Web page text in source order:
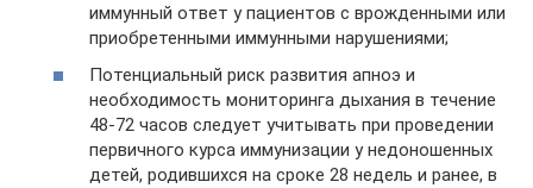
иммунный ответ у пациентов с врожденными или
приобретенными иммунными нарушениями;
Потенциальный риск развития апноэ и
необходимость мониторинга дыхания в течение
48-72 часов следует учитывать при проведении
первичного курса иммунизации у недоношенных
детей, родившихся на сроке 28 недель и ранее, в